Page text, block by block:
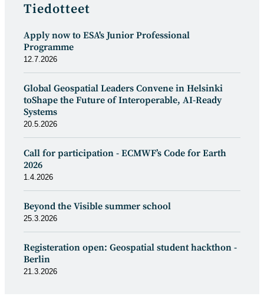
Tiedotteet
Apply now to ESA's Junior Professional
Programme
12.7.2026
Global Geospatial Leaders Convene in Helsinki
toShape the Future of Interoperable, AI-Ready
Systems
20.5.2026
Call for participation - ECMWF’s Code for Earth
2026
1.4.2026
Beyond the Visible summer school
25.3.2026
Registeration open: Geospatial student hackthon -
Berlin
21.3.2026